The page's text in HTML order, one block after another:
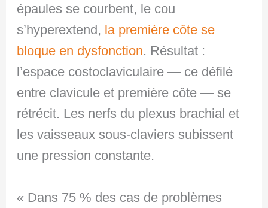
épaules se courbent, le cou
s’hyperextend, la première côte se
bloque en dysfonction. Résultat :
l’espace costoclaviculaire — ce défilé
entre clavicule et première côte — se
rétrécit. Les nerfs du plexus brachial et
les vaisseaux sous-claviers subissent
une pression constante.
« Dans 75 % des cas de problèmes